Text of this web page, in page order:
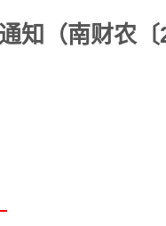
知（南财农〔